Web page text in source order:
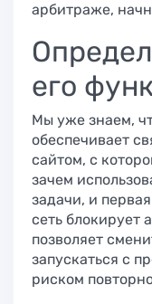
арбитраже,
его
Мы уже знаем,
обеспечивает
сайтом, с
зачем
задачи, и
сеть блокирует
позволяет
запускаться с
риском